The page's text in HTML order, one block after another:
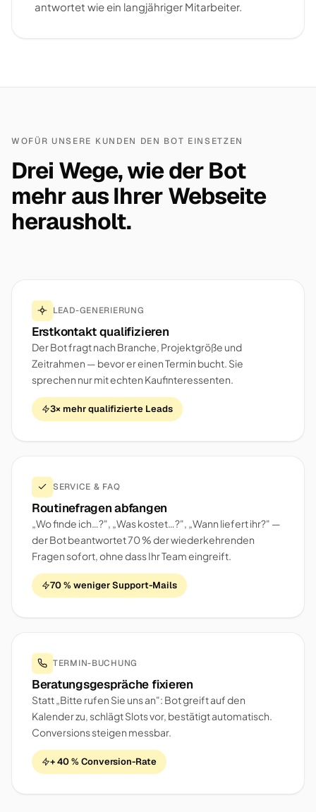
antwortet wie ein langjähriger Mitarbeiter.
WOFÜR UNSERE KUNDEN DEN BOT EINSETZEN
Drei Wege, wie der Bot
mehr aus Ihrer Webseite
herausholt.
LEAD-GENERIERUNG
Erstkontakt qualifizieren
Der Bot fragt nach Branche, Projektgröße und
Zeitrahmen — bevor er einen Termin bucht. Sie
sprechen nur mit echten Kaufinteressenten.
3× mehr qualifizierte Leads
SERVICE & FAQ
Routinefragen abfangen
„Wo finde ich…?", „Was kostet…?", „Wann liefert ihr?" —
der Bot beantwortet 70 % der wiederkehrenden
Fragen sofort, ohne dass Ihr Team eingreift.
70 % weniger Support-Mails
TERMIN-BUCHUNG
Beratungsgespräche fixieren
Statt „Bitte rufen Sie uns an": Bot greift auf den
Kalender zu, schlägt Slots vor, bestätigt automatisch.
Conversions steigen messbar.
+ 40 % Conversion-Rate